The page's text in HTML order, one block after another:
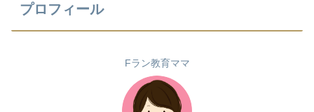
プロフィール
Fラン教育ママ